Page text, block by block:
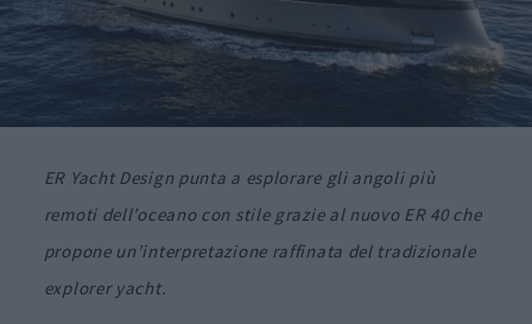
ER Yacht Design punta a esplorare gli angoli più
remoti dell’oceano con stile grazie al nuovo ER 40 che
propone un’interpretazione raffinata del tradizionale
explorer yacht.